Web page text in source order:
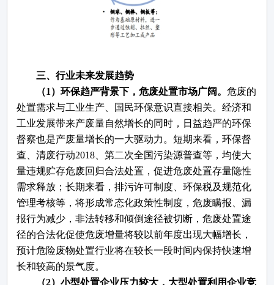
三、行业未来发展趋势
（1）环保趋严背景下，危废处置市场广阔。危废的
处置需求与工业生产、国民环保意识直接相关。经济和
工业发展带来产废量自然增长的同时，日益趋严的环保
督察也是产废量增长的一大驱动力。短期来看，环保督
查、清废行动2018、第二次全国污染源普查等，均使大
量违规贮存危废回归合法处置，促进危废处置存量隐性
需求释放；长期来看，排污许可制度、环保税及规范化
管理考核等，将形成常态化政策性制度，危废瞒报、漏
报行为减少，非法转移和倾倒途径被切断，危废处置途
径的合法化促使危废增量将较以前年度出现大幅增长，
预计危险废物处置行业将在较长一段时间内保持快速增
长和较高的景气度。
（2）小型处置企业压力较大，大型处置利用企业竞